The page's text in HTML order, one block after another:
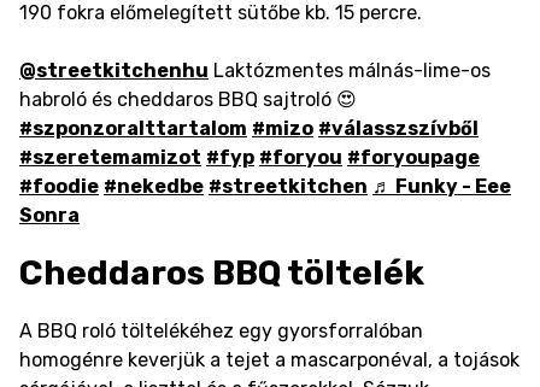
190 fokra előmelegített sütőbe kb. 15 percre.
@streetkitchenhu Laktózmentes málnás-lime-os
habroló és cheddaros BBQ sajtroló 😍
#szponzoralttartalom #mizo #válasszszívből
#szeretemamizot #fyp #foryou #foryoupage
#foodie #nekedbe #streetkitchen ♬ Funky - Eee
Sonra
Cheddaros BBQ töltelék
A BBQ roló töltelékéhez egy gyorsforralóban
homogénre keverjük a tejet a mascarponéval, a tojások